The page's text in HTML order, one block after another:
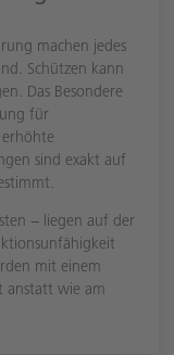
machen jedes
Schützen kann
Das Besondere
für
sind exakt auf
− liegen auf der
mit einem
anstatt wie am